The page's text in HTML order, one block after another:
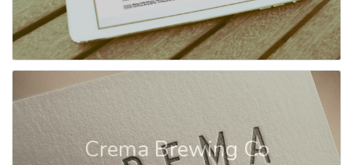
Crema Brewing Co